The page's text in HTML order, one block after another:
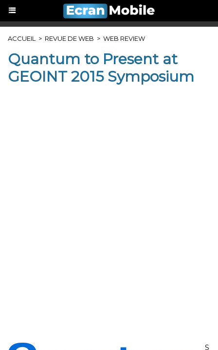
ACCUEIL > REVUE DE WEB > WEB REVIEW
Quantum to Present at
GEOINT 2015 Symposium
S